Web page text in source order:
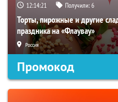
12:14:20 Получили:6
Торты, пирожные и другие
праздника на «Флаувау»
Россия
Промокод